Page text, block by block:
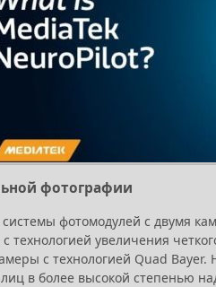
фотографии
системы фотомодулей с двумя
технологией увеличения
с технологией Quad Bayer.
в более высокой степенью